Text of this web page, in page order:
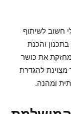
חשוב לשיתוף
והכנת
את כושר
מצוינת להגדרת
ומהנה.